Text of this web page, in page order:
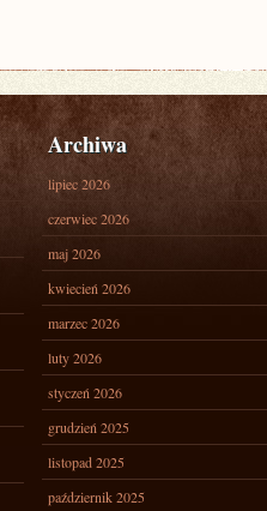
Archiwa
lipiec 2026
czerwiec 2026
maj 2026
kwiecień 2026
marzec 2026
luty 2026
styczeń 2026
grudzień 2025
listopad 2025
październik 2025